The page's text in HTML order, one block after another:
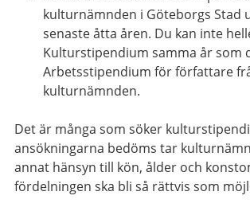
kulturnämnden i Göteborgs Stad
senaste åtta åren. Du kan inte
Kulturstipendium samma år som
Arbetsstipendium för författare
kulturnämnden.
Det är många som söker
ansökningarna bedöms tar
annat hänsyn till kön, ålder och
fördelningen ska bli så rättvis som